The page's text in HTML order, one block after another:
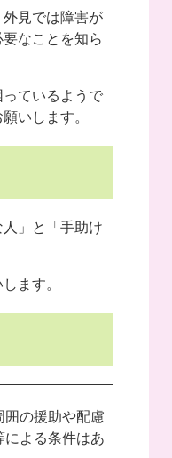
見では障害が
なことを知ら
ているようで
いします。
」と「手助け
ます。
囲の援助や配慮
よる条件はあ